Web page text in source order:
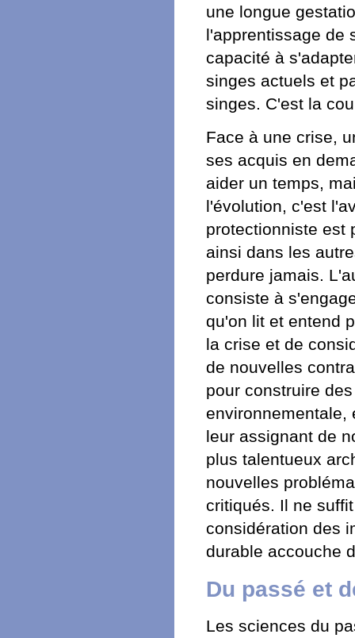
une longue
l'apprentissage de
capacité à
singes actuels et
singes. C'est la
Face à une crise,
ses acquis en
aider un temps,
l'évolution, c'est
protectionniste est
ainsi dans les
perdure jamais.
consiste à
qu'on lit et entend
la crise et de
de nouvelles
pour construire
environnementale,
leur assignant de
plus talentueux
nouvelles
critiqués. Il ne
considération des
durable accouche
Du passé et
Les sciences du